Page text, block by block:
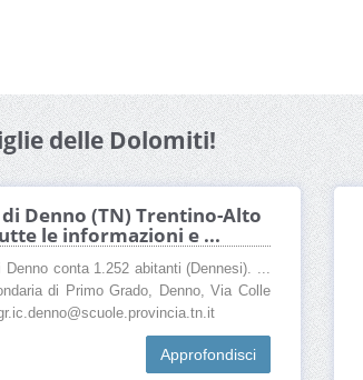
delle Dolomiti!
Denno (TN) Trentino-Alto
le informazioni e ...
Denno conta 1.252 abitanti (Dennesi). ...
di Primo Grado, Denno, Via Colle
Approfondisci